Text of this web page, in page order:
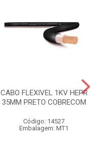
CABO FLEXIVEL 1KV HEPR
35MM PRETO COBRECOM
Código: 14527
Embalagem: MT1